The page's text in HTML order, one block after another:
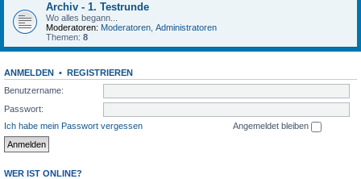
Archiv - 1. Testrunde
Wo alles begann...
Moderatoren: Moderatoren Administratoren
Themen: 8
ANMELDEN • REGISTRIEREN
Benutzername:
Passwort:
Ich habe mein Passwort vergessen
Angemeldet bleiben
WER IST ONLINE?